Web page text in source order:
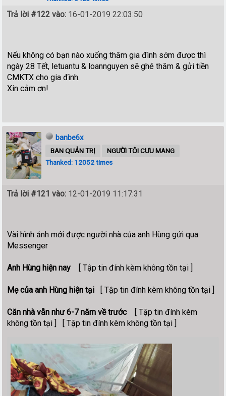
Trả lời #122 vào: 16-01-2019 22:03:50
Nếu không có bạn nào xuống thăm gia đình sớm được thì
ngày 28 Tết, letuantu & loannguyen sẽ ghé thăm & gửi tiền
CMKTX cho gia đình.
Xin cảm ơn!
banbe6x
BAN QUẢN TRỊ
NGƯỜI TÔI CƯU MANG
Thanked: 12052 times
Trả lời #121 vào: 12-01-2019 11:17:31
Vài hình ảnh mới được người nhà của anh Hùng gửi qua
Messenger
Anh Hùng hiện nay [ Tập tin đính kèm không tồn tại ]
Mẹ của anh Hùng hiện tại [ Tập tin đính kèm không tồn tại ]
Căn nhà vẫn như 6-7 năm về trước
[ Tập tin đính kèm
không tồn tại ] [ Tập tin đính kèm không tồn tại ]